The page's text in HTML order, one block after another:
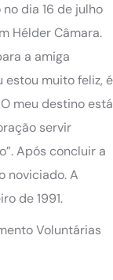
dia 16 de julho
Hélder Câmara.
a amiga
estou muito feliz, é
meu destino está
servir
Após concluir a
noviciado. A
de 1991.
Voluntárias